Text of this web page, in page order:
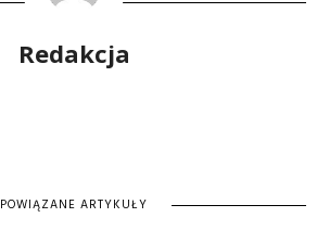
Redakcja
POWIĄZANE ARTYKUŁY